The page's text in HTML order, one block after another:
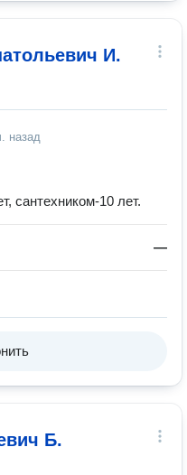
И.
назад
сантехником-10 лет.
—
Б.